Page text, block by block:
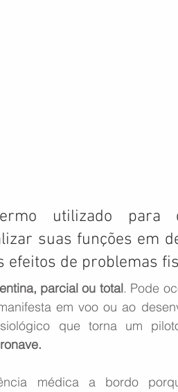
utilizado para
suas funções em
efeitos de problemas
parcial ou total. Pode
em voo ou ao
médica a bordo